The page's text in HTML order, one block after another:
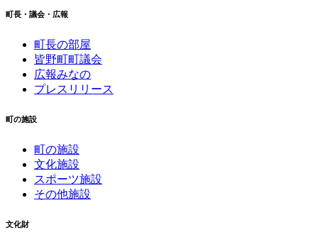
町長・議会・広報
町長の部屋
皆野町町議会
広報みなの
プレスリリース
町の施設
町の施設
文化施設
スポーツ施設
その他施設
文化財